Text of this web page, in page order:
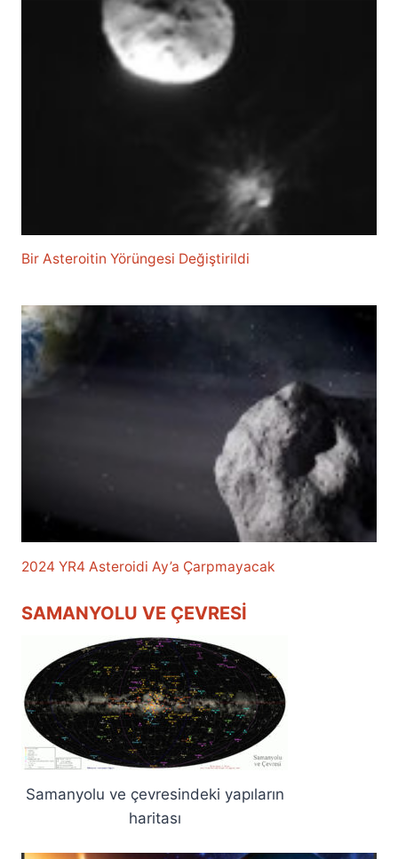
Bir Asteroitin Yörüngesi Değiştirildi
2024 YR4 Asteroidi Ay’a Çarpmayacak
SAMANYOLU VE ÇEVRESI
Samanyolu ve çevresindeki yapıların
haritası